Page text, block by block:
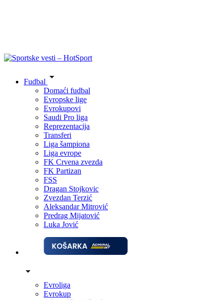
Fudbal
Domaći fudbal
Evropske lige
Evrokupovi
Saudi Pro liga
Reprezentacija
Transferi
Liga šampiona
Liga evrope
FK Crvena zvezda
FK Partizan
FSS
Dragan Stojkovic
Zvezdan Terzić
Aleksandar Mitrović
Predrag Mijatović
Luka Jović
Evroliga
Evrokup